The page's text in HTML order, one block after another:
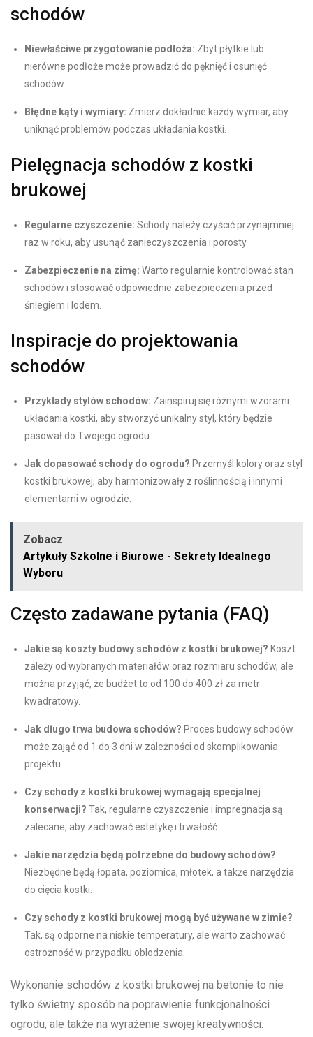
schodów
Niewłaściwe przygotowanie podłoża: Zbyt płytkie lub
nierówne podłoże może prowadzić do pęknięć i osunięć
schodów.
Błędne kąty i wymiary: Zmierz dokładnie każdy wymiar, aby
uniknąć problemów podczas układania kostki.
Pielęgnacja schodów z kostki
brukowej
Regularne czyszczenie: Schody należy czyścić przynajmniej
raz w roku, aby usunąć zanieczyszczenia i porosty.
Zabezpieczenie na zimę: Warto regularnie kontrolować stan
schodów i stosować odpowiednie zabezpieczenia przed
śniegiem i lodem.
Inspiracje do projektowania
schodów
Przykłady stylów schodów: Zainspiruj się różnymi wzorami
układania kostki, aby stworzyć unikalny styl, który będzie
pasował do Twojego ogrodu.
Jak dopasować schody do ogrodu? Przemyśl kolory oraz styl
kostki brukowej, aby harmonizowały z roślinnością i innymi
elementami w ogrodzie.
Zobacz
Artykuły Szkolne i Biurowe - Sekrety Idealnego
Wyboru
Często zadawane pytania (FAQ)
Jakie są koszty budowy schodów z kostki brukowej? Koszt
zależy od wybranych materiałów oraz rozmiaru schodów, ale
można przyjąć, że budżet to od 100 do 400 zł za metr
kwadratowy.
Jak długo trwa budowa schodów? Proces budowy schodów
może zająć od 1 do 3 dni w zależności od skomplikowania
projektu.
Czy schody z kostki brukowej wymagają specjalnej
konserwacji? Tak, regularne czyszczenie i impregnacja są
zalecane, aby zachować estetykę i trwałość.
Jakie narzędzia będą potrzebne do budowy schodów?
Niezbędne będą łopata, poziomica, młotek, a także narzędzia
do cięcia kostki.
Czy schody z kostki brukowej mogą być używane w zimie?
Tak, są odporne na niskie temperatury, ale warto zachować
ostrożność w przypadku oblodzenia.
Wykonanie schodów z kostki brukowej na betonie to nie
tylko świetny sposób na poprawienie funkcjonalności
ogrodu, ale także na wyrażenie swojej kreatywności.